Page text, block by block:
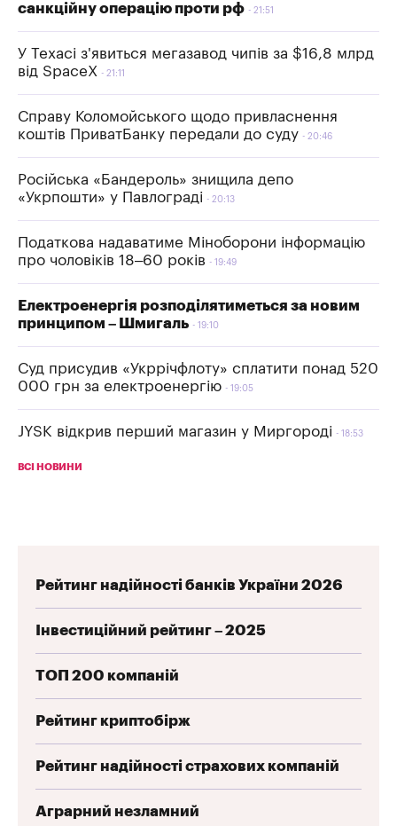
санкційну операцію проти рф
21:51
У Техасі з'явиться мегазавод чипів за $16,8 млрд
від SpaceX
21:11
Справу Коломойського щодо привласнення
коштів ПриватБанку передали до суду
20:46
Російська «Бандероль» знищила депо
«Укрпошти» у Павлограді
20:13
Податкова надаватиме Міноборони інформацію
про чоловіків 18–60 років
19:49
Електроенергія розподілятиметься за новим
принципом – Шмигаль
19:10
Суд присудив «Укррічфлоту» сплатити понад 520
000 грн за електроенергію
19:05
JYSK відкрив перший магазин у Миргороді 18:53
ВСІ НОВИНИ
Рейтинг надійності банків України 2026
Інвестиційний рейтинг – 2025
ТОП 200 компаній
Рейтинг криптобірж
Рейтинг надійності страхових компаній
Аграрний незламний